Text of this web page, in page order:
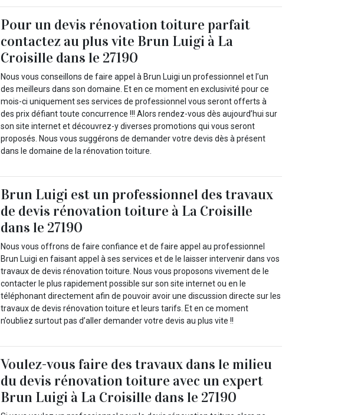
Pour un devis rénovation toiture parfait
contactez au plus vite Brun Luigi à La
Croisille dans le 27190
Nous vous conseillons de faire appel à Brun Luigi un professionnel et l’un
des meilleurs dans son domaine. Et en ce moment en exclusivité pour ce
mois-ci uniquement ses services de professionnel vous seront offerts à
des prix défiant toute concurrence !!! Alors rendez-vous dès aujourd’hui sur
son site internet et découvrez-y diverses promotions qui vous seront
proposés. Nous vous suggérons de demander votre devis dès à présent
dans le domaine de la rénovation toiture.
Brun Luigi est un professionnel des travaux
de devis rénovation toiture à La Croisille
dans le 27190
Nous vous offrons de faire confiance et de faire appel au professionnel
Brun Luigi en faisant appel à ses services et de le laisser intervenir dans vos
travaux de devis rénovation toiture. Nous vous proposons vivement de le
contacter le plus rapidement possible sur son site internet ou en le
téléphonant directement afin de pouvoir avoir une discussion directe sur les
travaux de devis rénovation toiture et leurs tarifs. Et en ce moment
n’oubliez surtout pas d’aller demander votre devis au plus vite !!
Voulez-vous faire des travaux dans le milieu
du devis rénovation toiture avec un expert
Brun Luigi à La Croisille dans le 27190